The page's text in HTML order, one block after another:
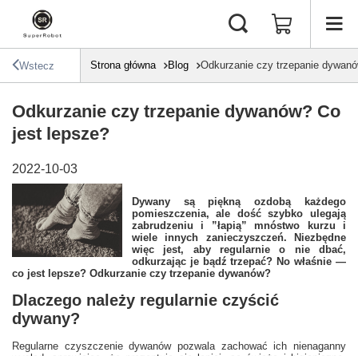
Wstecz Strona główna Blog Odkurzanie czy trzepanie
Odkurzanie czy trzepanie dywanów? Co
jest lepsze?
2022-10-03
Dywany są piękną ozdobą każdego
pomieszczenia, ale dość szybko ulegają
zabrudzeniu i ”łapią” mnóstwo kurzu i
wiele innych zanieczyszczeń. Niezbędne
więc jest, aby regularnie o nie dbać,
odkurzając je bądź trzepać? No właśnie —
co jest lepsze? Odkurzanie czy trzepanie dywanów?
Dlaczego należy regularnie czyścić
dywany?
Regularne czyszczenie dywanów pozwala zachować ich nienaganny